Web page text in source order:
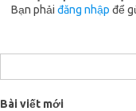
Bạn phải đăng nhập để
kiếm
cho:
Bài viết mới